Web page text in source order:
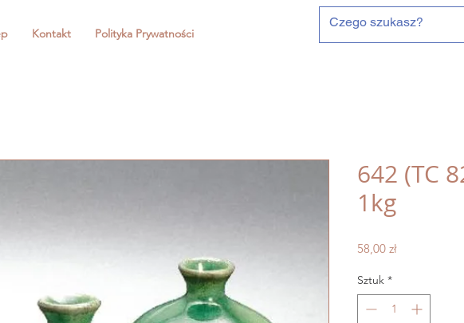
Kontakt Polityka Prywatności
642 (TC
1kg
58,00 złCena
Sztuk *